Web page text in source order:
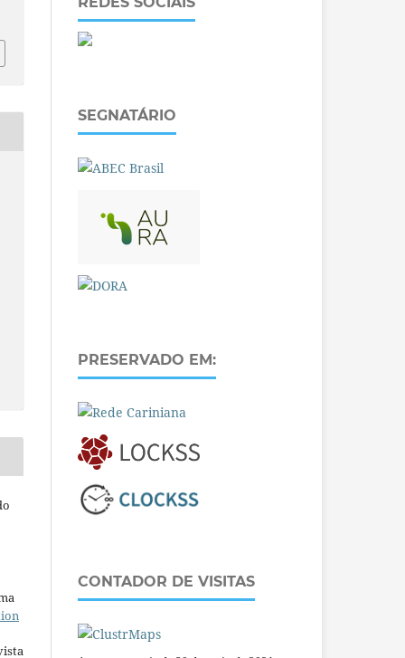
SEGNATÁRIO
PRESERVADO EM:
CONTADOR DE VISITAS